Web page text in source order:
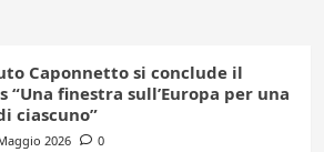
Caponnetto si conclude il
“Una finestra sull’Europa per una
ciascuno”
2026 0